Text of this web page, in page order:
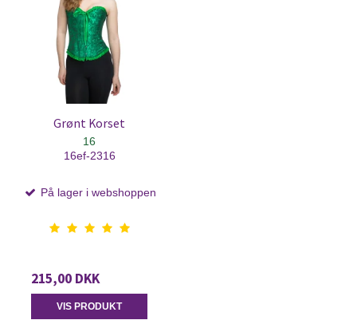
Grønt Korset
16
16ef-2316
På lager i webshoppen
215,00 DKK
VIS PRODUKT